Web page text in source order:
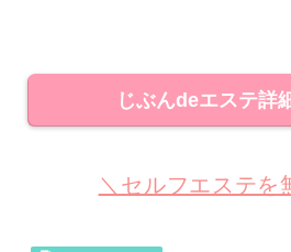
じぶんdeエステ詳
＼セルフエステを